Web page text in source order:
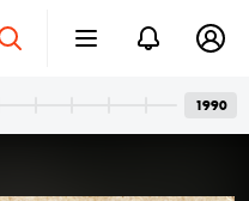
1990